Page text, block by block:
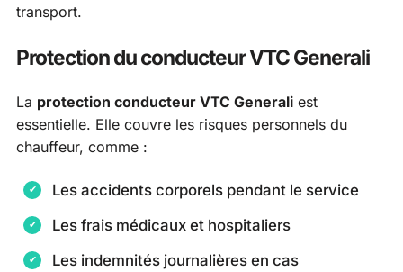
transport.
Protection du conducteur VTC Generali
La protection conducteur VTC Generali est
essentielle. Elle couvre les risques personnels du
chauffeur, comme :
Les accidents corporels pendant le service
Les frais médicaux et hospitaliers
Les indemnités journalières en cas